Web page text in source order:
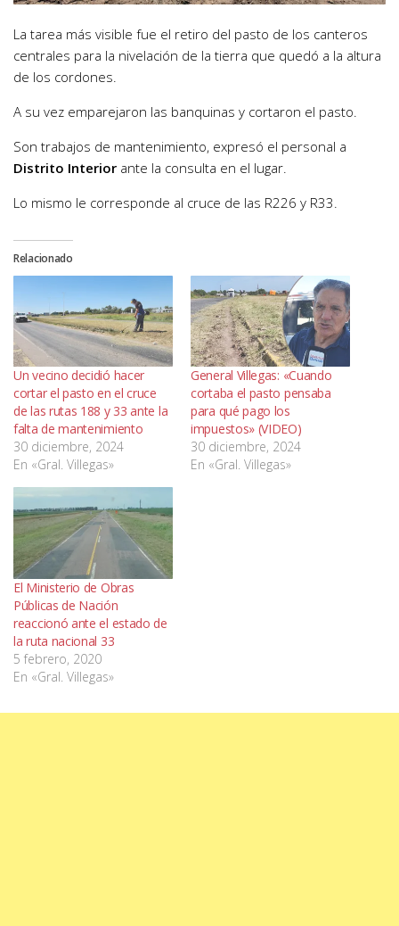
La tarea más visible fue el retiro del pasto de los canteros
centrales para la nivelación de la tierra que quedó a la altura
de los cordones.
A su vez emparejaron las banquinas y cortaron el pasto.
Son trabajos de mantenimiento, expresó el personal a
Distrito Interior ante la consulta en el lugar.
Lo mismo le corresponde al cruce de las R226 y R33.
Relacionado
Un vecino decidió hacer
cortar el pasto en el cruce
de las rutas 188 y 33 ante la
falta de mantenimiento
30 diciembre, 2024
En «Gral. Villegas»
General Villegas: «Cuando
cortaba el pasto pensaba
para qué pago los
impuestos» (VIDEO)
30 diciembre, 2024
En «Gral. Villegas»
El Ministerio de Obras
Públicas de Nación
reaccionó ante el estado de
la ruta nacional 33
5 febrero, 2020
En «Gral. Villegas»